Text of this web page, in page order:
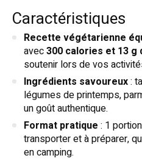
Caractéristiques
Recette végétarienne
avec300 calories et 13 g
soutenir lors de vos
Ingrédients savoureux:
légumes de printemps,
un goût authentique.
Format pratique : 1
transporter et à préparer,
en camping.